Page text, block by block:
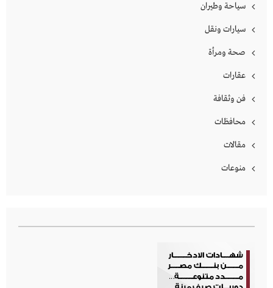
سياحة وطيران
سيارات ونقل
صحة ومرأة
عقارات
فن وثقافة
محافظات
مقالات
منوعات